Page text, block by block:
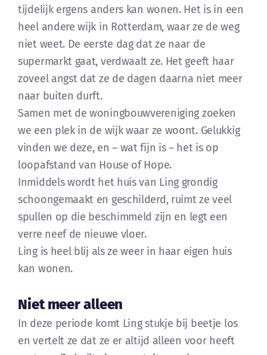
tijdelijk ergens anders kan wonen. Het is in een
heel andere wijk in Rotterdam, waar ze de weg
niet weet. De eerste dag dat ze naar de
supermarkt gaat, verdwaalt ze. Het geeft haar
zoveel angst dat ze de dagen daarna niet meer
naar buiten durft.
Samen met de woningbouwvereniging zoeken
we een plek in de wijk waar ze woont. Gelukkig
vinden we deze, en – wat fijn is – het is op
loopafstand van House of Hope.
Inmiddels wordt het huis van Ling grondig
schoongemaakt en geschilderd, ruimt ze veel
spullen op die beschimmeld zijn en legt een
verre neef de nieuwe vloer.
Ling is heel blij als ze weer in haar eigen huis
kan wonen.
Niet meer alleen
In deze periode komt Ling stukje bij beetje los
en vertelt ze dat ze er altijd alleen voor heeft